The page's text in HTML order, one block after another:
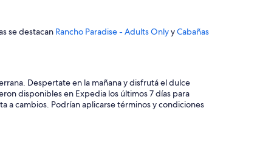
se destacan Rancho Paradise - Adults OnlyyCabañas
Despertate en la mañana y disfrutá el dulce
disponibles en Expedia los últimos 7 días para
a cambios. Podrían aplicarse términos y condiciones